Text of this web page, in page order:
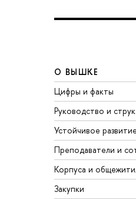
О ВЫШКЕ
Цифры и факты
Руководство и
Устойчивое
Преподаватели и
Корпуса и
Закупки